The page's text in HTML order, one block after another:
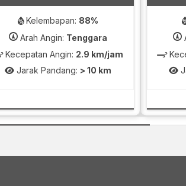
Kelembapan: 88%
Arah Angin: Tenggara
Kecepatan Angin: 2.9 km/jam
Jarak Pandang: > 10 km